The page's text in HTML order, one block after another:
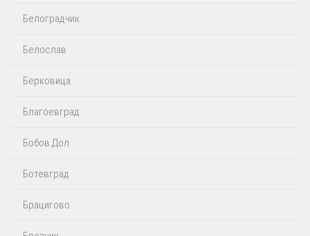
Белоградчик
Белослав
Берковица
Благоевград
Бобов Дол
Ботевград
Брацигово